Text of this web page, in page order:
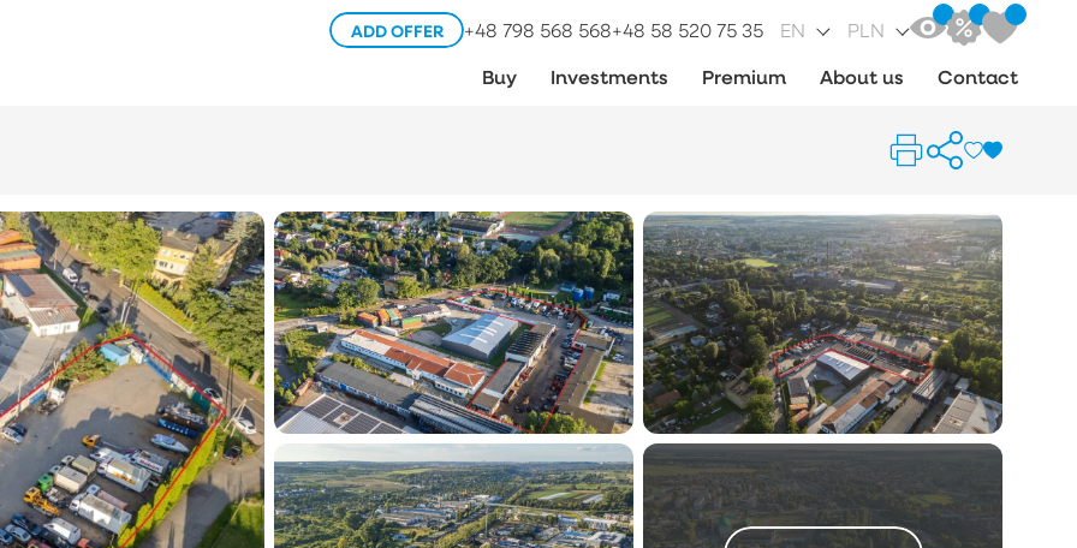
ADD OFFER +48 798 568 568+48 58 520 75 35 EN PLN
Buy Investments Premium About us Contact